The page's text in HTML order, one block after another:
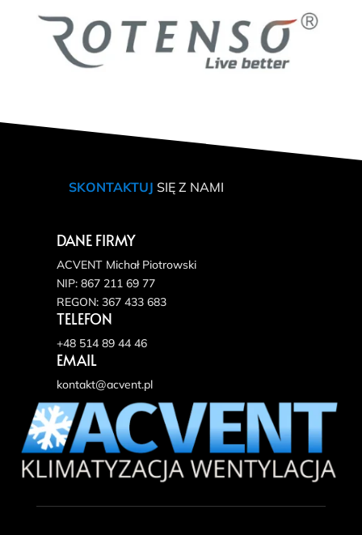
SKONTAKTUJ SIĘ Z NAMI
DANE FIRMY
ACVENT Michał Piotrowski
NIP: 867 211 69 77
REGON: 367 433 683
TELEFON
+48 514 89 44 46
EMAIL
kontakt@acvent.pl